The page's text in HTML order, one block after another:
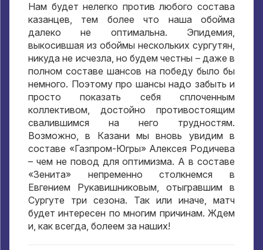
Нам будет нелегко против любого состава
казанцев, тем более что наша обойма
далеко не оптимальна. Эпидемия,
выкосившая из обоймы нескольких сургутян,
никуда не исчезла, но будем честны – даже в
полном составе шансов на победу было бы
немного. Поэтому про шансы надо забыть и
просто показать себя сплоченным
коллективом, достойно противостоящим
свалившимся на него трудностям.
Возможно, в Казани мы вновь увидим в
составе «Газпром-Югры» Алексея Родичева
– чем не повод для оптимизма. А в составе
«Зенита» непременно столкнемся в
Евгением Рукавишниковым, отыгравшим в
Сургуте три сезона. Так или иначе, матч
будет интересен по многим причинам. Ждем
и, как всегда, болеем за наших!